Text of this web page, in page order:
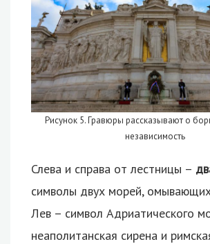
Рисунок 5. Гравюры рассказывают о
независимость
Слева и справа от лестницы –
символы двух морей,
Лев – символ Адриатического
неаполитанская сирена и